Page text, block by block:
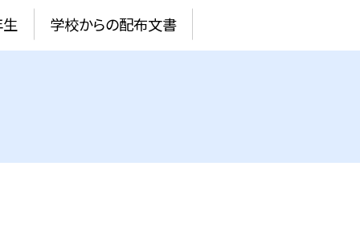
生 学校からの配布文書